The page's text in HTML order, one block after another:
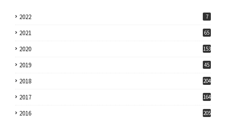
2022 7
2021 65
2020 153
2019 45
2018 204
2017 164
2016 205